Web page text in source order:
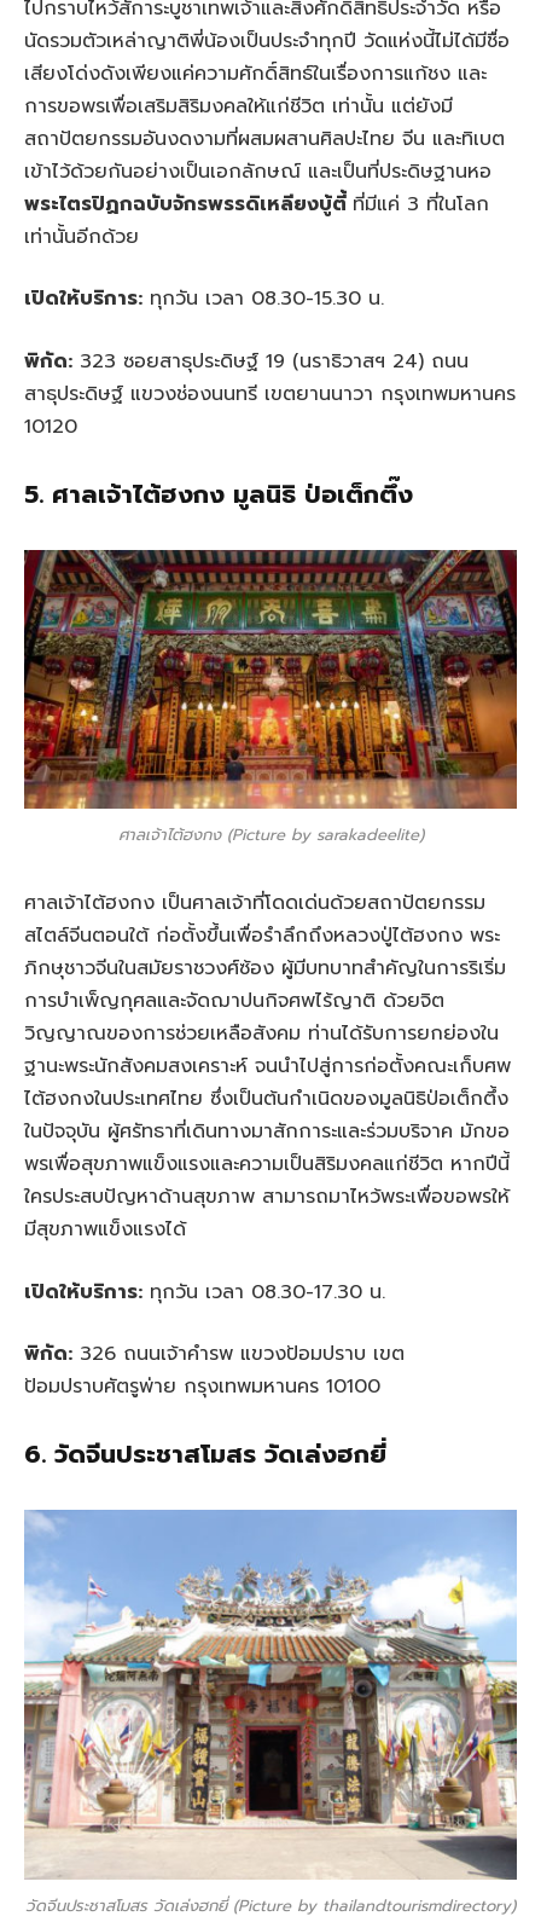
ไปกราบไหว้สัการะบูชาเทพเจ้าและสิ่งศักดิ์สิทธิประจำวัด หรือ
นัดรวมตัวเหล่าญาติพี่น้องเป็นประจำทุกปี วัดแห่งนี้ไม่ได้มีชื่อ
เสียงโด่งดังเพียงแค่ความศักดิ์สิทธ์ในเรื่องการแก้ชง และ
การขอพรเพื่อเสริมสิริมงคลให้แก่ชีวิต เท่านั้น แต่ยังมี
สถาปัตยกรรมอันงดงามที่ผสมผสานศิลปะไทย จีน และทิเบต
เข้าไว้ด้วยกันอย่างเป็นเอกลักษณ์ และเป็นที่ประดิษฐานหอ
พระไตรปิฏกฉบับจักรพรรดิเหลียงบู้ตี้ ที่มีแค่ 3 ที่ในโลก
เท่านั้นอีกด้วย
เปิดให้บริการ: ทุกวัน เวลา 08.30-15.30 น.
พิกัด: 323 ซอยสาธุประดิษฐ์ 19 (นราธิวาสฯ 24) ถนน
สาธุประดิษฐ์ แขวงช่องนนทรี เขตยานนาวา กรุงเทพมหานคร
10120
5. ศาลเจ้าไต้ฮงกง มูลนิธิ ป่อเต็กตึ๊ง
ศาลเจ้าไต้ฮงกง (Picture by sarakadeelite)
ศาลเจ้าไต้ฮงกง เป็นศาลเจ้าที่โดดเด่นด้วยสถาปัตยกรรม
สไตล์จีนตอนใต้ ก่อตั้งขึ้นเพื่อรำลึกถึงหลวงปู่ไต้ฮงกง พระ
ภิกษุชาวจีนในสมัยราชวงศ์ซ้อง ผู้มีบทบาทสำคัญในการริเริ่ม
การบำเพ็ญกุศลและจัดฌาปนกิจศพไร้ญาติ ด้วยจิต
วิญญาณของการช่วยเหลือสังคม ท่านได้รับการยกย่องใน
ฐานะพระนักสังคมสงเคราะห์ จนนำไปสู่การก่อตั้งคณะเก็บศพ
ไต้ฮงกงในประเทศไทย ซึ่งเป็นต้นกำเนิดของมูลนิธิป่อเต็กตึ้ง
ในปัจจุบัน ผู้ศรัทธาที่เดินทางมาสักการะและร่วมบริจาค มักขอ
พรเพื่อสุขภาพแข็งแรงและความเป็นสิริมงคลแก่ชีวิต หากปีนี้
ใครประสบปัญหาด้านสุขภาพ สามารถมาไหว้พระเพื่อขอพรให้
มีสุขภาพแข็งแรงได้
เปิดให้บริการ: ทุกวัน เวลา 08.30-17.30 น.
พิกัด: 326 ถนนเจ้าคำรพ แขวงป้อมปราบ เขต
ป้อมปราบศัตรูพ่าย กรุงเทพมหานคร 10100
6. วัดจีนประชาสโมสร วัดเล่งฮกยี่
วัดจีนประชาสโมสร วัดเล่งฮกยี่ (Picture by thailandtourismdirectory)